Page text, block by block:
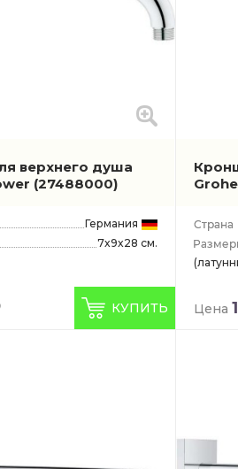
верхнего душа
(27488000)
Германия
7x9x28 см.
КУПИТЬ Цена